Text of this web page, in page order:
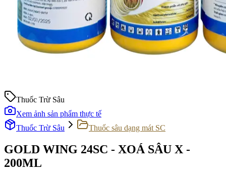
Thuốc Trừ Sâu
Xem ảnh sản phẩm thực tế
Thuốc Trừ Sâu
Thuốc sâu dạng mát SC
GOLD WING 24SC - XOÁ SÂU X -
200ML